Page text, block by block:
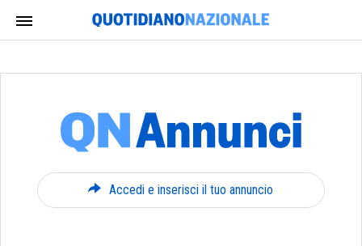
Accedi e inserisci il tuo annuncio